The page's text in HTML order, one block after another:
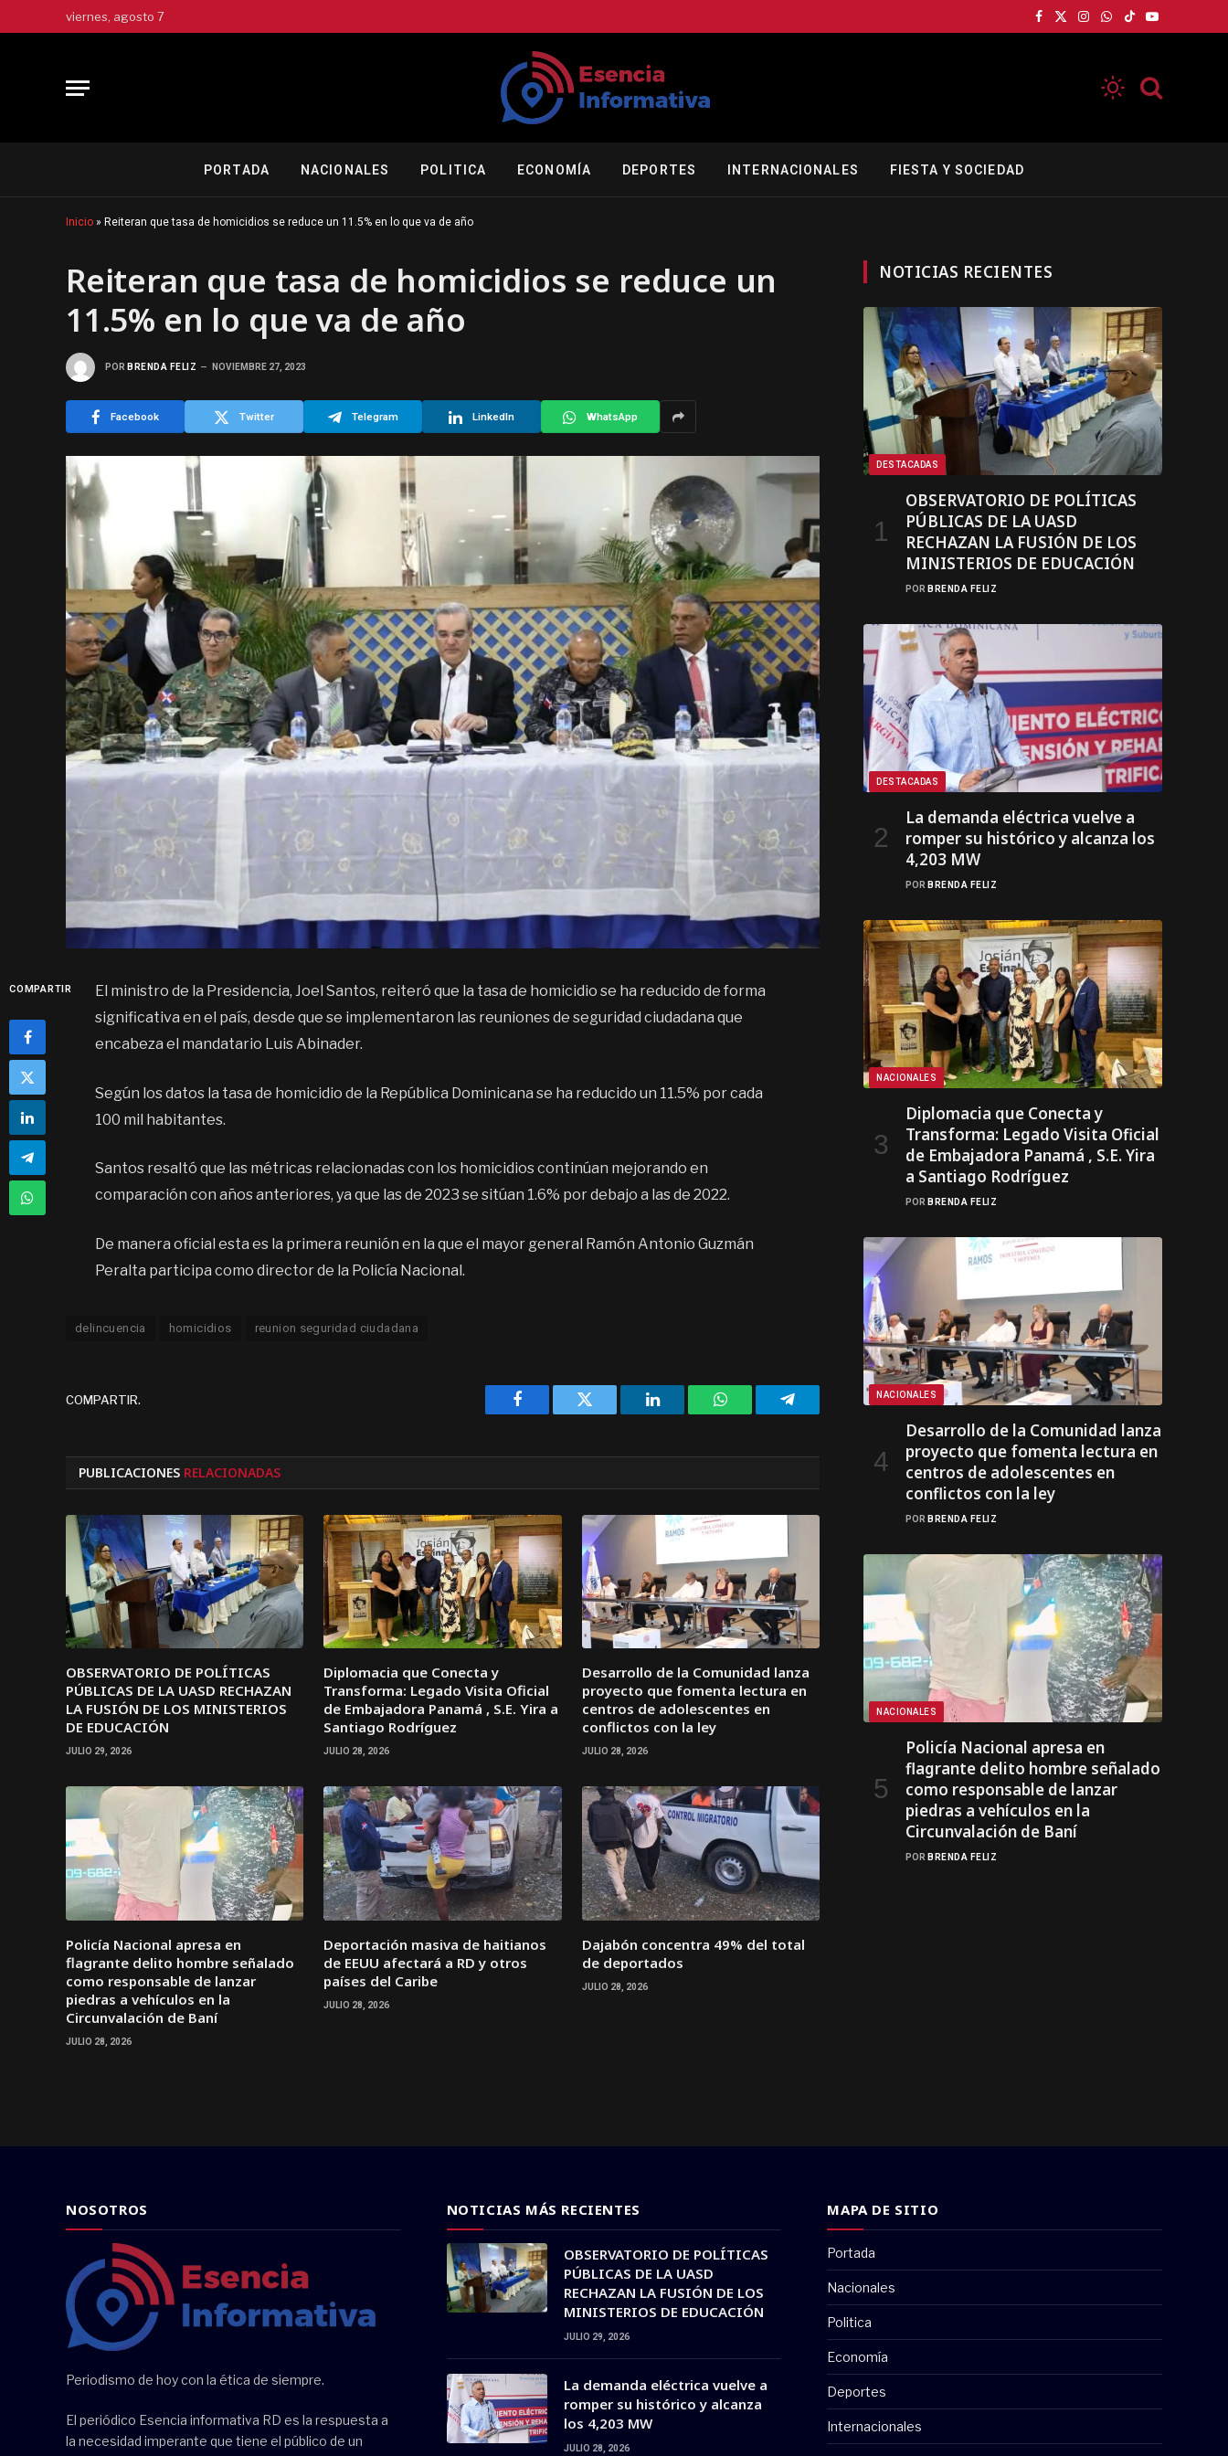
viernes, agosto 7
Facebook
X
Instagram
WhatsApp
TikTokYouTube
PORTADA NACIONALES POLITICA ECONOMÍA DEPORTES INTERNACIONALES FIESTA Y SOCIEDAD
Inicio » Reiteran que tasa de homicidios se reduce un 11.5% en lo que va de año
Reiteran que tasa de homicidios se reduce un
11.5% en lo que va de año
POR BRENDA FELIZ NOVIEMBRE 27, 2023
Facebook Twitter Telegram LinkedIn WhatsApp
COMPARTIR
El ministro de la Presidencia, Joel Santos, reiteró que la tasa de homicidio se ha reducido de forma
significativa en el país, desde que se implementaron las reuniones de seguridad ciudadana que
encabeza el mandatario Luis Abinader.
Según los datos la tasa de homicidio de la República Dominicana se ha reducido un 11.5% por cada
100 mil habitantes.
Santos resaltó que las métricas relacionadas con los homicidios continúan mejorando en
comparación con años anteriores, ya que las de 2023 se sitúan 1.6% por debajo a las de 2022.
De manera oficial esta es la primera reunión en la que el mayor general Ramón Antonio Guzmán
Peralta participa como director de la Policía Nacional.
delincuencia homicidios reunion seguridad ciudadana
COMPARTIR.
Facebook Twitter LinkedIn WhatsAppTelegram
PUBLICACIONES RELACIONADAS
OBSERVATORIO DE POLÍTICAS
PÚBLICAS DE LA UASD RECHAZAN
LA FUSIÓN DE LOS MINISTERIOS
DE EDUCACIÓN
JULIO 29, 2026
Diplomacia que Conecta y
Transforma: Legado Visita Oficial
de Embajadora Panamá , S.E. Yira a
Santiago Rodríguez
JULIO 28, 2026
Desarrollo de la Comunidad lanza
proyecto que fomenta lectura en
centros de adolescentes en
conflictos con la ley
JULIO 28, 2026
Policía Nacional apresa en
flagrante delito hombre señalado
como responsable de lanzar
piedras a vehículos en la
Circunvalación de Baní
JULIO 28, 2026
Deportación masiva de haitianos
de EEUU afectará a RD y otros
países del Caribe
JULIO 28, 2026
Dajabón concentra 49% del total
de deportados
JULIO 28, 2026
NOTICIAS RECIENTES
DESTACADAS
OBSERVATORIO DE POLÍTICAS
PÚBLICAS DE LA UASD
RECHAZAN LA FUSIÓN DE LOS
MINISTERIOS DE EDUCACIÓN
POR BRENDA FELIZ
DESTACADAS
La demanda eléctrica vuelve a
romper su histórico y alcanza los
4,203 MW
POR BRENDA FELIZ
NACIONALES
Diplomacia que Conecta y
Transforma: Legado Visita Oficial
de Embajadora Panamá , S.E. Yira
a Santiago Rodríguez
POR BRENDA FELIZ
NACIONALES
Desarrollo de la Comunidad lanza
proyecto que fomenta lectura en
centros de adolescentes en
conflictos con la ley
POR BRENDA FELIZ
NACIONALES
Policía Nacional apresa en
flagrante delito hombre señalado
como responsable de lanzar
piedras a vehículos en la
Circunvalación de Baní
POR BRENDA FELIZ
NOSOTROS
Periodismo de hoy con la ética de siempre.
El periódico Esencia informativa RD es la respuesta a
la necesidad imperante que tiene el público de un
NOTICIAS MÁS RECIENTES
OBSERVATORIO DE POLÍTICAS
PÚBLICAS DE LA UASD
RECHAZAN LA FUSIÓN DE LOS
MINISTERIOS DE EDUCACIÓN
JULIO 29, 2026
La demanda eléctrica vuelve a
romper su histórico y alcanza
los 4,203 MW
JULIO 28, 2026
MAPA DE SITIO
Portada
Nacionales
Politica
Economía
Deportes
Internacionales